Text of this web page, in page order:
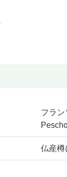
フラ
仏産樽